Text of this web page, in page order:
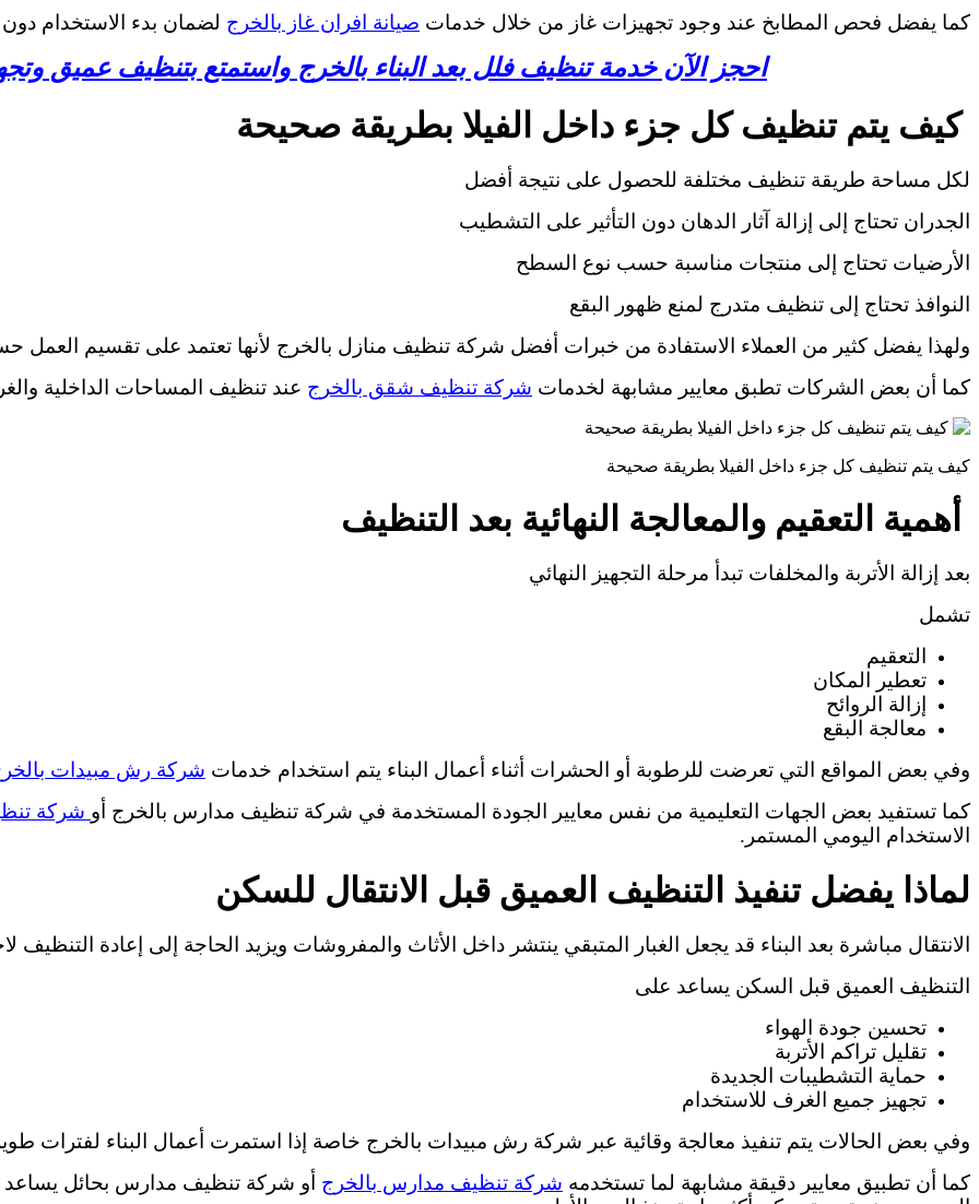
كما يفضل فحص المطابخ عند وجود تجهيزات غاز من خلال خدمات صيانة افران غاز بالخرج لضمان بدء الاستخدام
احجز الآن خدمة تنظيف فلل بعد البناء بالخرج واستمتع بتنظيف عميق
كيف يتم تنظيف كل جزء داخل الفيلا بطريقة صحيحة
لكل مساحة طريقة تنظيف مختلفة للحصول على نتيجة أفضل
الجدران تحتاج إلى إزالة آثار الدهان دون التأثير على التشطيب
الأرضيات تحتاج إلى منتجات مناسبة حسب نوع السطح
النوافذ تحتاج إلى تنظيف متدرج لمنع ظهور البقع
ولهذا يفضل كثير من العملاء الاستفادة من خبرات أفضل شركة تنظيف منازل بالخرج لأنها تعتمد على تقسيم العمل
كما أن بعض الشركات تطبق معايير مشابهة لخدمات شركة تنظيف شقق بالخرج عند تنظيف المساحات الداخلية
كيف يتم تنظيف كل جزء داخل الفيلا بطريقة صحيحة
أهمية التعقيم والمعالجة النهائية بعد التنظيف
بعد إزالة الأتربة والمخلفات تبدأ مرحلة التجهيز النهائي
تشمل
التعقيم
تعطير المكان
إزالة الروائح
معالجة البقع
وفي بعض المواقع التي تعرضت للرطوبة أو الحشرات أثناء أعمال البناء يتم استخدام خدمات شركة رش مبيدات
كما تستفيد بعض الجهات التعليمية من نفس معايير الجودة المستخدمة في شركة تنظيف مدارس بالخرج أو شركة
الاستخدام اليومي المستمر.
لماذا يفضل تنفيذ التنظيف العميق قبل الانتقال للسكن
الانتقال مباشرة بعد البناء قد يجعل الغبار المتبقي ينتشر داخل الأثاث والمفروشات ويزيد الحاجة إلى إعادة التنظيف
التنظيف العميق قبل السكن يساعد على
تحسين جودة الهواء
تقليل تراكم الأتربة
حماية التشطيبات الجديدة
تجهيز جميع الغرف للاستخدام
وفي بعض الحالات يتم تنفيذ معالجة وقائية عبر شركة رش مبيدات بالخرج خاصة إذا استمرت أعمال البناء لفترات
كما أن تطبيق معايير دقيقة مشابهة لما تستخدمه شركة تنظيف مدارس بالخرج أو شركة تنظيف مدارس بحائل